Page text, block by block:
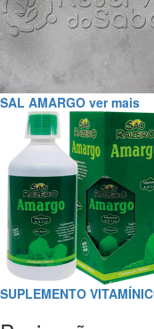
SAL AMARGO ver mais
SUPLEMENTO